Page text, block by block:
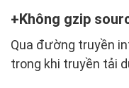
Không gzip
Qua đường truyền
trong khi truyền tải